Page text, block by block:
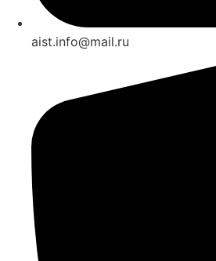
aist.info@mail.ru